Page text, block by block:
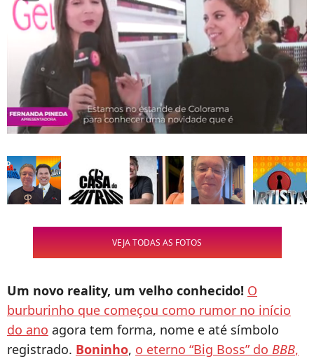
VEJA TODAS AS FOTOS
Um novo reality, um velho conhecido! O
burburinho que começou como rumor no início
do ano agora tem forma, nome e até símbolo
registrado. Boninho, o eterno “Big Boss” do BBB,